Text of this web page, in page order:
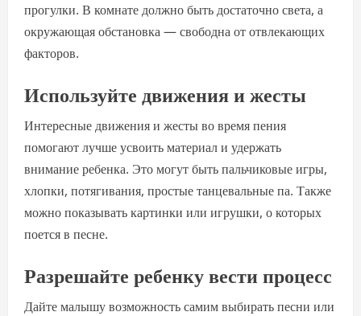
прогулки. В комнате должно быть достаточно света, а
окружающая обстановка — свободна от отвлекающих
факторов.
Используйте движения и жесты
Интересные движения и жесты во время пения
помогают лучше усвоить материал и удержать
внимание ребенка. Это могут быть пальчиковые игры,
хлопки, потягивания, простые танцевальные па. Также
можно показывать картинки или игрушки, о которых
поется в песне.
Разрешайте ребенку вести процесс
Дайте малышу возможность самим выбирать песни или